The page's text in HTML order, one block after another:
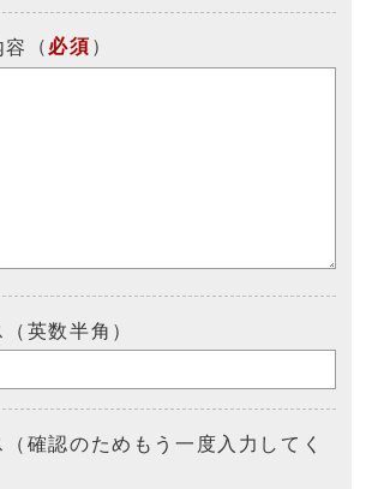
容 （ 必須 ）
英数半角）
（確認のためもう一度入力してく